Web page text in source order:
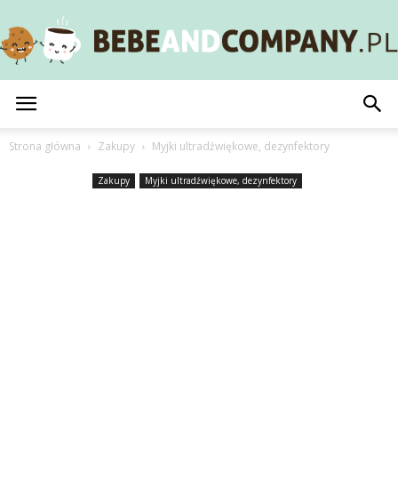
Strona główna Zakupy Myjki ultradźwiękowe, dezynfektory
Zakupy Myjki ultradźwiękowe, dezynfektory